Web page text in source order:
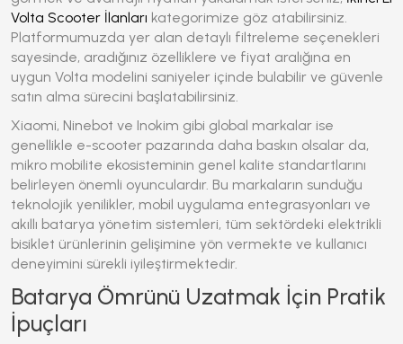
Volta Scooter İlanları kategorimize göz atabilirsiniz.
Platformumuzda yer alan detaylı filtreleme seçenekleri
sayesinde, aradığınız özelliklere ve fiyat aralığına en
uygun Volta modelini saniyeler içinde bulabilir ve güvenle
satın alma sürecini başlatabilirsiniz.
Xiaomi, Ninebot ve Inokim gibi global markalar ise
genellikle e-scooter pazarında daha baskın olsalar da,
mikro mobilite ekosisteminin genel kalite standartlarını
belirleyen önemli oyunculardır. Bu markaların sunduğu
teknolojik yenilikler, mobil uygulama entegrasyonları ve
akıllı batarya yönetim sistemleri, tüm sektördeki elektrikli
bisiklet ürünlerinin gelişimine yön vermekte ve kullanıcı
deneyimini sürekli iyileştirmektedir.
Batarya Ömrünü Uzatmak İçin Pratik
İpuçları